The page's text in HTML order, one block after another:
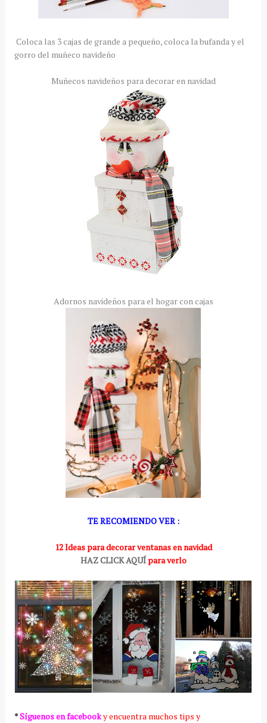
Coloca las 3 cajas de grande a pequeño, coloca la bufanda y el
gorro del muñeco navideño
Muñecos navideños para decorar en navidad
Adornos navideños para el hogar con cajas
TE RECOMIENDO VER :
12 Ideas para decorar ventanas en navidad
HAZ CLICK AQUÍpara verlo
*Síguenos en facebooky encuentra muchos tips y